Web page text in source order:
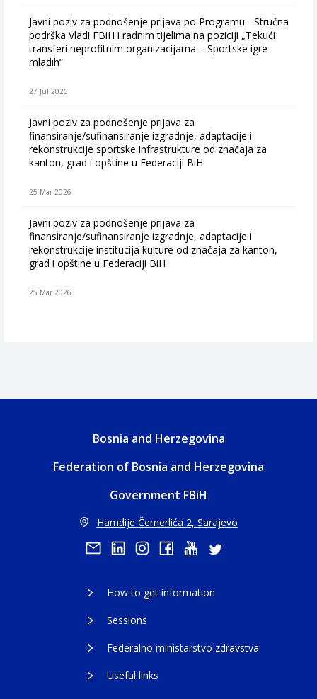
Javni poziv za podnošenje prijava po Programu - Stručna
podrška Vladi FBiH i radnim tijelima na poziciji „Tekući
transferi neprofitnim organizacijama – Sportske igre
mladih“
27 Jul 2026
Javni poziv za podnošenje prijava za
finansiranje/sufinansiranje izgradnje, adaptacije i
rekonstrukcije sportske infrastrukture od značaja za
kanton, grad i opštine u Federaciji BiH
25 Mar 2026
Javni poziv za podnošenje prijava za
finansiranje/sufinansiranje izgradnje, adaptacije i
rekonstrukcije institucija kulture od značaja za kanton,
grad i opštine u Federaciji BiH
25 Mar 2026
Bosnia and Herzegovina
Federation of Bosnia and Herzegovina
Government FBiH
Hamdije Čemerlića 2, Sarajevo
How to get information
Sessions
Federalno ministarstvo zdravstva
Useful links